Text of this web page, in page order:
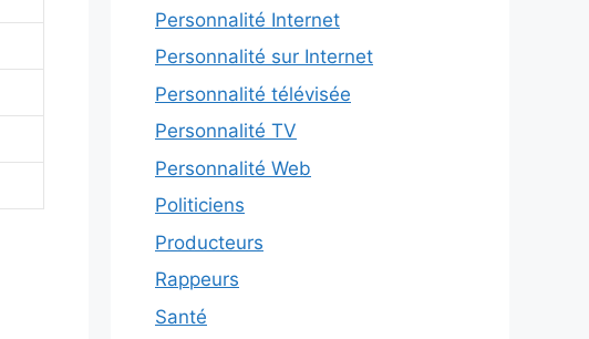
Personnalité Internet
Personnalité sur Internet
Personnalité télévisée
Personnalité TV
Personnalité Web
Politiciens
Producteurs
Rappeurs
Santé